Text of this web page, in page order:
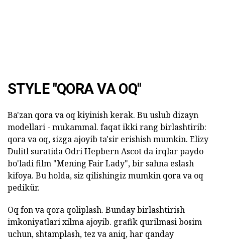
STYLE "QORA VA OQ"
Ba'zan qora va oq kiyinish kerak. Bu uslub dizayn
modellari - mukammal. faqat ikki rang birlashtirib:
qora va oq, sizga ajoyib ta'sir erishish mumkin. Elizy
Dulitl suratida Odri Hepbern Ascot da irqlar paydo
bo'ladi film "Mening Fair Lady", bir sahna eslash
kifoya. Bu holda, siz qilishingiz mumkin qora va oq
pedikür.
Oq fon va qora qoliplash. Bunday birlashtirish
imkoniyatlari xilma ajoyib. grafik qurilmasi bosim
uchun, shtamplash, tez va aniq, har qanday